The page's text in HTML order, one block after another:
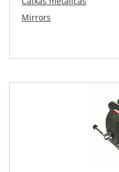
Descubra a nossa gama
Compre na Bepco
Mirrors